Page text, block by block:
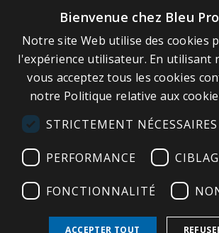
A propos de Bleu Provence
Mentions légales
Conditions de vente
Nous contacter
Visitez notre Showroom
Bienvenue chez Bleu
Notre site Web utilise des cookies
l'expérience utilisateur. En utilisant
vous acceptez tous les cookies
notre Politique relative aux
STRICTEMENT NÉCESSAIRES
PERFORMANCE
FONCTIONNALITÉ
ACCEPTER TOUT